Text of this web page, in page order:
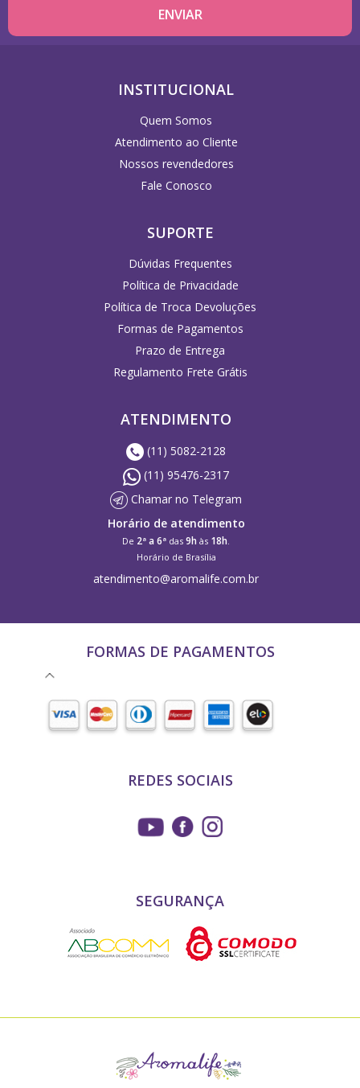
INSTITUCIONAL
Quem Somos
Atendimento ao Cliente
Nossos revendedores
Fale Conosco
SUPORTE
Dúvidas Frequentes
Política de Privacidade
Política de Troca Devoluções
Formas de Pagamentos
Prazo de Entrega
Regulamento Frete Grátis
ATENDIMENTO
(11) 5082-2128
(11) 95476-2317
Chamar no Telegram
Horário de atendimento
De 2ª a 6ª das 9h às 18h.
Horário de Brasília
atendimento@aromalife.com.br
FORMAS DE PAGAMENTOS
REDES SOCIAIS
SEGURANÇA